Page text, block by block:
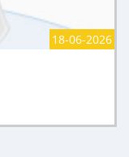
18-06-2026